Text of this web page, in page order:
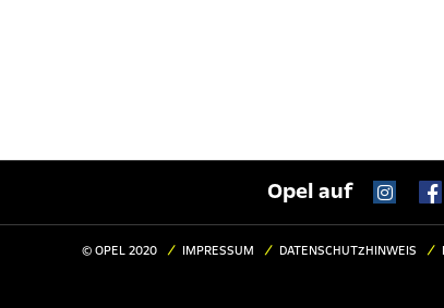
Opel auf
© OPEL 2020 IMPRESSUM DATENSCHUTZHINWEIS